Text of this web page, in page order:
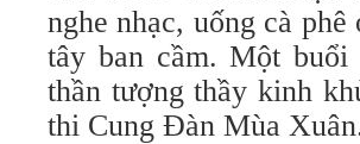
nghe nhạc, uống cà
tây ban cầm. Một
thần tượng thầy kinh
thi Cung Ðàn Mùa